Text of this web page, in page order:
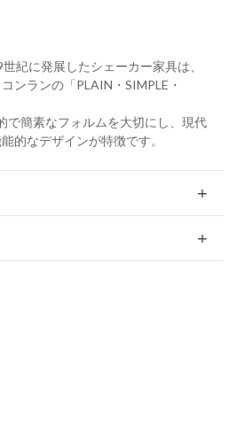
紀に発展したシェーカー家具は、
ンランの「PLAIN・SIMPLE・
で簡素なフォルムを大切にし、現代
的なデザインが特徴です。